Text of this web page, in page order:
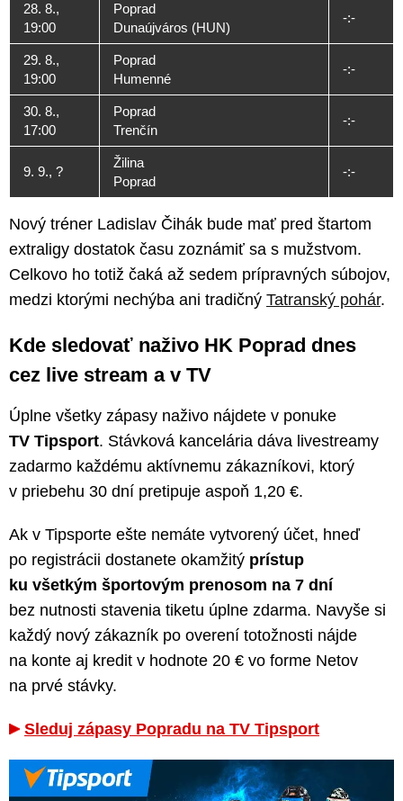
28. 8.,
19:00
Poprad
Dunaújváros (HUN)
-:-
29. 8.,
19:00
Poprad
Humenné
-:-
30. 8.,
17:00
Poprad
Trenčín
-:-
9. 9., ?
Žilina
Poprad
-:-
Nový tréner Ladislav Čihák bude mať pred štartom
extraligy dostatok času zoznámiť sa s mužstvom.
Celkovo ho totiž čaká až sedem prípravných súbojov,
medzi ktorými nechýba ani tradičný Tatranský pohár.
Kde sledovať naživo HK Poprad dnes
cez live stream a v TV
Úplne všetky zápasy naživo nájdete v ponuke
TV Tipsport. Stávková kancelária dáva livestreamy
zadarmo každému aktívnemu zákazníkovi, ktorý
v priebehu 30 dní pretipuje aspoň 1,20 €.
Ak v Tipsporte ešte nemáte vytvorený účet, hneď
po registrácii dostanete okamžitý prístup
ku všetkým športovým prenosom na 7 dní
bez nutnosti stavenia tiketu úplne zdarma. Navyše si
každý nový zákazník po overení totožnosti nájde
na konte aj kredit v hodnote 20 € vo forme Netov
na prvé stávky.
Sleduj zápasy Popradu na TV Tipsport